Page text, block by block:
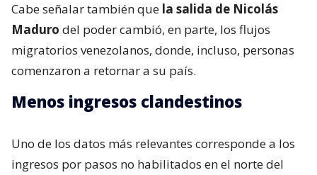
Cabe señalar también que la salida de Nicolás
Maduro del poder cambió, en parte, los flujos
migratorios venezolanos, donde, incluso, personas
comenzaron a retornar a su país.
Menos ingresos clandestinos
Uno de los datos más relevantes corresponde a los
ingresos por pasos no habilitados en el norte del